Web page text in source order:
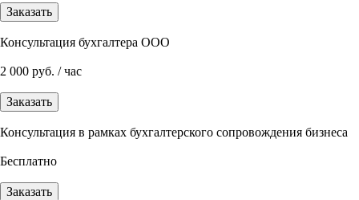
Заказать
Консультация бухгалтера ООО
2 000 руб. / час
Заказать
Консультация в рамках бухгалтерского сопровождения бизнеса
Бесплатно
Заказать